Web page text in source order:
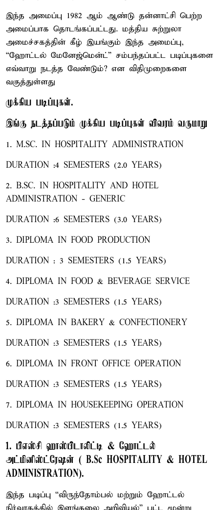
இந்த அமைப்பு 1982 ஆம் ஆண்டு தன்னாட்சி பெற்ற
அமைப்பாக தொடங்கப்பட்டது. மத்திய சுற்றுலா
அமைச்சகத்தின் கீழ் இயங்கும் இந்த அமைப்பு,
“ஹோட்டல் மேனேஜ்மென்ட்” சம்பந்தப்பட்ட படிப்புகளை
எவ்வாறு நடத்த வேண்டும்? என விதிமுறைகளை
வகுத்துள்ளது
முக்கிய படிப்புகள்.
இங்கு நடத்தப்படும் முக்கிய படிப்புகள் விவரம் வருமாறு
1. M.SC. IN HOSPITALITY ADMINISTRATION
DURATION :4 SEMESTERS (2.0 YEARS)
2. B.SC. IN HOSPITALITY AND HOTEL
ADMINISTRATION - GENERIC
DURATION :6 SEMESTERS (3.0 YEARS)
3. DIPLOMA IN FOOD PRODUCTION
DURATION : 3 SEMESTERS (1.5 YEARS)
4. DIPLOMA IN FOOD & BEVERAGE SERVICE
DURATION :3 SEMESTERS (1.5 YEARS)
5. DIPLOMA IN BAKERY & CONFECTIONERY
DURATION :3 SEMESTERS (1.5 YEARS)
6. DIPLOMA IN FRONT OFFICE OPERATION
DURATION :3 SEMESTERS (1.5 YEARS)
7. DIPLOMA IN HOUSEKEEPING OPERATION
DURATION :3 SEMESTERS (1.5 YEARS)
1. பிஎஸ்சி ஹாஸ்பிடாலிட்டி & ஹோட்டல்
அட்மினிஸ்ட்ரேஷன் ( B.Sc HOSPITALITY & HOTEL
ADMINISTRATION).
இந்த படிப்பு “விருந்தோம்பல் மற்றும் ஹோட்டல்